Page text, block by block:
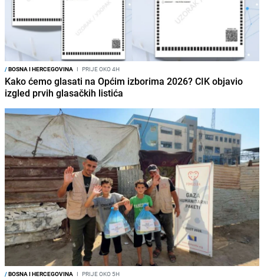
/BOSNA I HERCEGOVINA I PRIJE OKO 4H
Kako ćemo glasati na Općim izborima 2026? CIK objavio
izgled prvih glasačkih listića
/BOSNA I HERCEGOVINA I PRIJE OKO 5H